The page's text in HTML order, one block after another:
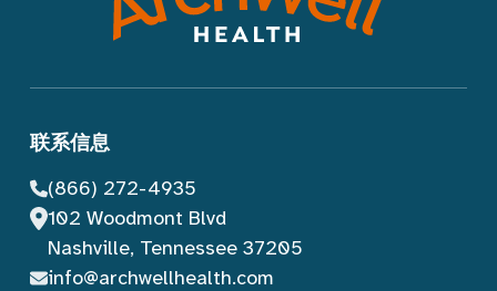
联系信息
(866) 272-4935
102 Woodmont Blvd
Nashville, Tennessee 37205
info@archwellhealth.com